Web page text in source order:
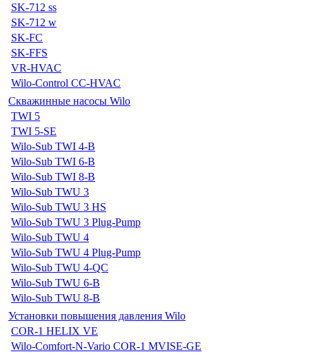
SK-712 ss
SK-712 w
SK-FC
SK-FFS
VR-HVAC
Wilo-Control CC-HVAC
Скважинные насосы Wilo
TWI 5
TWI 5-SE
Wilo-Sub TWI 4-B
Wilo-Sub TWI 6-B
Wilo-Sub TWI 8-B
Wilo-Sub TWU 3
Wilo-Sub TWU 3 HS
Wilo-Sub TWU 3 Plug-Pump
Wilo-Sub TWU 4
Wilo-Sub TWU 4 Plug-Pump
Wilo-Sub TWU 4-QC
Wilo-Sub TWU 6-B
Wilo-Sub TWU 8-B
Установки повышения давления Wilo
COR-1 HELIX VE
Wilo-Comfort-N-Vario COR-1 MVISE-GE